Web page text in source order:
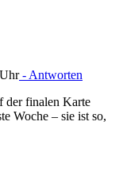
- Antworten
der finalen Karte
Woche – sie ist so,